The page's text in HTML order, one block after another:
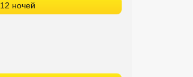
12 ночей